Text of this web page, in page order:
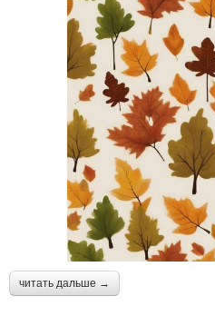
читать дальше →